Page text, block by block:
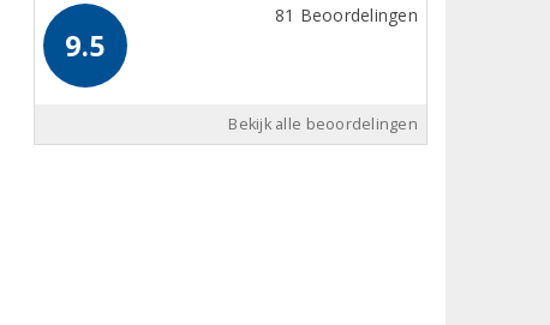
9.5
81 Beoordelingen
Bekijk alle beoordelingen